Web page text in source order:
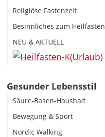
Religiöse Fastenzeit
Besinnliches zum Heilfasten
NEU & AKTUELL
Gesunder Lebensstil
Säure-Basen-Haushalt
Bewegung & Sport
Nordic Walking